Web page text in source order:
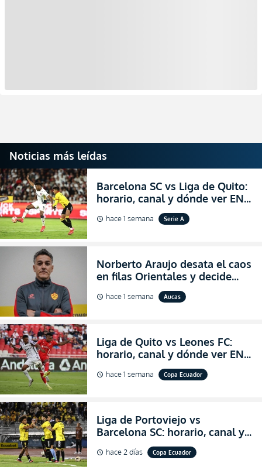
Noticias más leídas
Barcelona SC vs Liga de Quito:
horario, canal y dónde ver EN
VIVO la Fecha 22 de la LigaPro
2026
schedule hace 1 semana Serie A
Norberto Araujo desata el caos
en filas Orientales y decide
abandonar la dirección técnica
de Aucas
schedule hace 1 semana Aucas
Liga de Quito vs Leones FC:
horario, canal y dónde ver EN
VIVO los octavos de final de la
Copa Ecuador 2026
schedule hace 1 semana Copa Ecuador
Liga de Portoviejo vs
Barcelona SC: horario, canal y
dónde ver EN VIVO los octavos
de final de la Copa Ecuador
schedule hace 2 días Copa Ecuador